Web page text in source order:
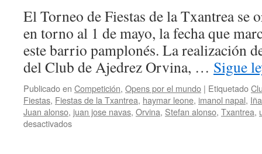
El Torneo de Fiestas de la Txantrea se
en torno al 1 de mayo, la fecha que
este barrio pamplonés. La realización
del Club de Ajedrez Orvina, … Sigue
Publicado en Competición, Opens por el mundo | Etiquetado
Fiestas, Fiestas de la Txantrea, haymar leone, imanol napal,
Juan alonso, juan jose navas, Orvina, Stefan alonso, Txantrea,
desactivadosen